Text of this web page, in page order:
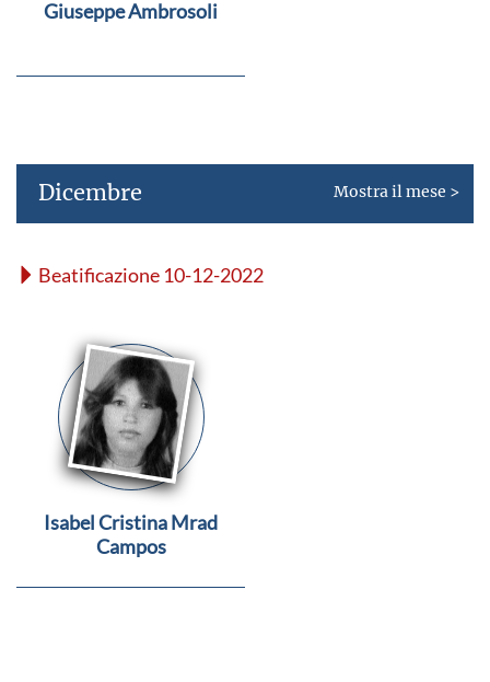
Giuseppe Ambrosoli
Dicembre Mostra il mese >
Beatificazione 10-12-2022
Isabel Cristina Mrad
Campos